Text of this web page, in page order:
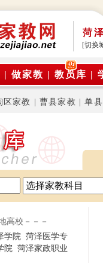
菏
[切换
| 做家教 | 教员库 |
区家教 |曹县家教 |单
高校－－－
学院 菏泽医学专
院 菏泽家政职业